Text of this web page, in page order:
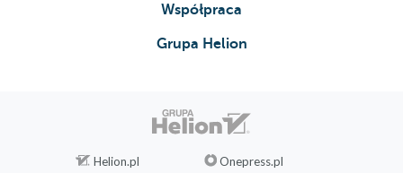
Współpraca
Grupa Helion
Helion.pl
Onepress.pl